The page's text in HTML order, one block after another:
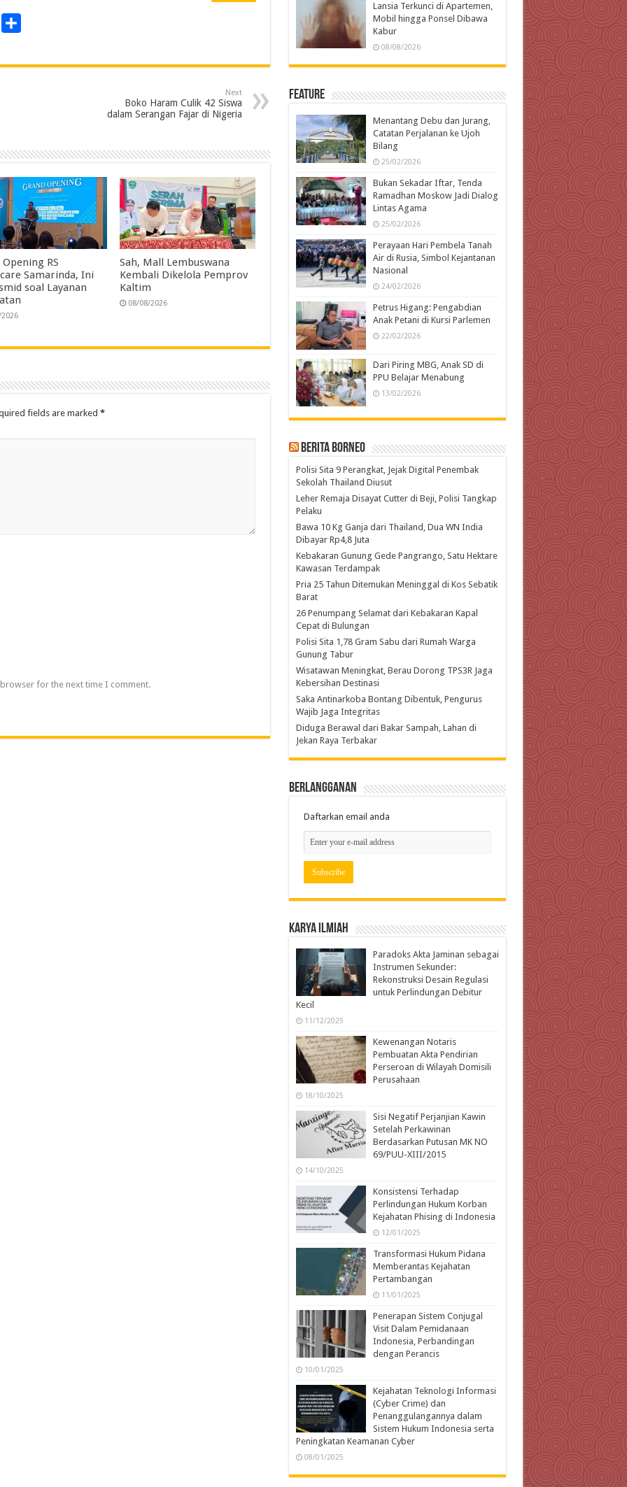
a
Next
Boko Haram Culik 42 Siswa
dalam Serangan Fajar di Nigeria
RS
Samarinda, Ini
soal Layanan
Sah, Mall Lembuswana
Kembali Dikelola Pemprov
Kaltim
08/08/2026
fields are marked *
for the next time I comment.
Lansia Terkunci di Apartemen,
Mobil hingga Ponsel Dibawa
Kabur
08/08/2026
Feature
Menantang Debu dan Jurang,
Catatan Perjalanan ke Ujoh
Bilang
25/02/2026
Bukan Sekadar Iftar, Tenda
Ramadhan Moskow Jadi Dialog
Lintas Agama
25/02/2026
Perayaan Hari Pembela Tanah
Air di Rusia, Simbol Kejantanan
Nasional
24/02/2026
Petrus Higang: Pengabdian
Anak Petani di Kursi Parlemen
22/02/2026
Dari Piring MBG, Anak SD di
PPU Belajar Menabung
13/02/2026
Berita Borneo
Polisi Sita 9 Perangkat, Jejak Digital Penembak
Sekolah Thailand Diusut
Leher Remaja Disayat Cutter di Beji, Polisi Tangkap
Pelaku
Bawa 10 Kg Ganja dari Thailand, Dua WN India
Dibayar Rp4,8 Juta
Kebakaran Gunung Gede Pangrango, Satu Hektare
Kawasan Terdampak
Pria 25 Tahun Ditemukan Meninggal di Kos Sebatik
Barat
26 Penumpang Selamat dari Kebakaran Kapal
Cepat di Bulungan
Polisi Sita 1,78 Gram Sabu dari Rumah Warga
Gunung Tabur
Wisatawan Meningkat, Berau Dorong TPS3R Jaga
Kebersihan Destinasi
Saka Antinarkoba Bontang Dibentuk, Pengurus
Wajib Jaga Integritas
Diduga Berawal dari Bakar Sampah, Lahan di
Jekan Raya Terbakar
Berlangganan
Daftarkan email anda
Karya Ilmiah
Paradoks Akta Jaminan sebagai
Instrumen Sekunder:
Rekonstruksi Desain Regulasi
untuk Perlindungan Debitur
Kecil
11/12/2025
Kewenangan Notaris
Pembuatan Akta Pendirian
Perseroan di Wilayah Domisili
Perusahaan
18/10/2025
Sisi Negatif Perjanjian Kawin
Setelah Perkawinan
Berdasarkan Putusan MK NO
69/PUU-XIII/2015
14/10/2025
Konsistensi Terhadap
Perlindungan Hukum Korban
Kejahatan Phising di Indonesia
12/01/2025
Transformasi Hukum Pidana
Memberantas Kejahatan
Pertambangan
11/01/2025
Penerapan Sistem Conjugal
Visit Dalam Pemidanaan
Indonesia, Perbandingan
dengan Perancis
10/01/2025
Kejahatan Teknologi Informasi
(Cyber Crime) dan
Penanggulangannya dalam
Sistem Hukum Indonesia serta
Peningkatan Keamanan Cyber
08/01/2025